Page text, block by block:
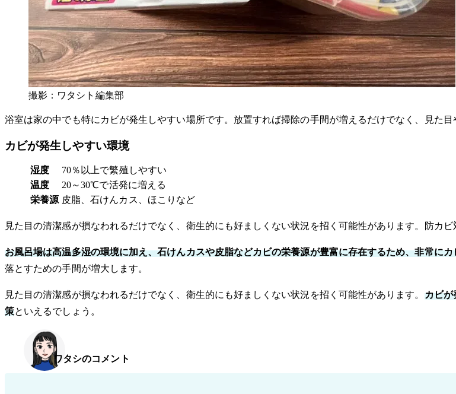
撮影：ワタシト編集部
浴室は家の中でも特にカビが発生しやすい場所です。放置すれば掃除の手間が増えるだけでなく、見た目
カビが発生しやすい環境
湿度
70％以上で繁殖しやすい
温度
20～30℃で活発に増える
栄養源 皮脂、石けんカス、ほこりなど
見た目の清潔感が損なわれるだけでなく、衛生的にも好ましくない状況を招く可能性があります。防カ
お風呂場は高温多湿の環境に加え、石けんカスや皮脂などカビの栄養源が豊富に存在するため、非常に
落とすための手間が増大します。
見た目の清潔感が損なわれるだけでなく、衛生的にも好ましくない状況を招く可能性があります。 カビが
策といえるでしょう。
ワタシのコメント